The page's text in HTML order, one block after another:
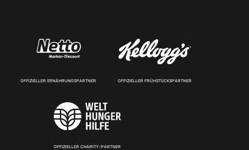
OFFIZIELLER ERNÄHRUNGSPARTNER OFFIZIELLER FRÜHSTÜCKSPARTNER
OFFIZIELLER CHARITY-PARTNER